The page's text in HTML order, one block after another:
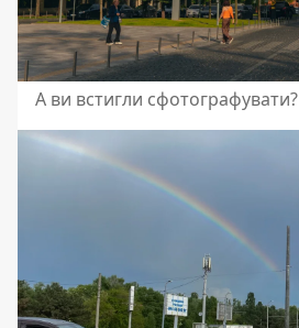
А ви встигли сфотографувати?